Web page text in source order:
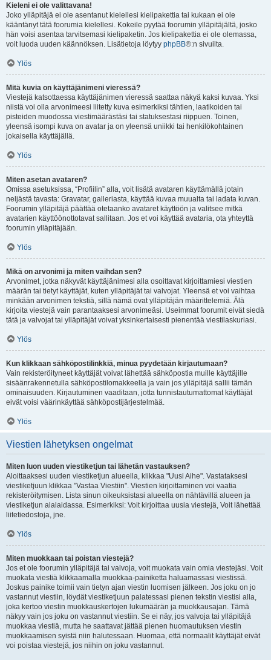
Kieleni ei ole valittavana!
Joko ylläpitäjä ei ole asentanut kielellesi kielipakettia tai kukaan ei ole
kääntänyt tätä foorumia kielellesi. Kokeile pyytää foorumin ylläpitäjältä, josko
hän voisi asentaa tarvitsemasi kielipaketin. Jos kielipakettia ei ole olemassa,
voit luoda uuden käännöksen. Lisätietoja löytyy phpBB®:n sivuilta.
Ylös
Mitä kuvia on käyttäjänimeni vieressä?
Viestejä katsottaessa käyttäjänimen vieressä saattaa näkyä kaksi kuvaa. Yksi
niistä voi olla arvonimeesi liitetty kuva esimerkiksi tähtien, laatikoiden tai
pisteiden muodossa viestimäärästäsi tai statuksestasi riippuen. Toinen,
yleensä isompi kuva on avatar ja on yleensä uniikki tai henkilökohtainen
jokaisella käyttäjällä.
Ylös
Miten asetan avataren?
Omissa asetuksissa, “Profiilin” alla, voit lisätä avataren käyttämällä jotain
neljästä tavasta: Gravatar, galleriasta, käyttää kuvaa muualta tai ladata kuvan.
Foorumin ylläpitäjä päättää otetaanko avataret käyttöön ja valitsee mitkä
avatarien käyttöönottotavat sallitaan. Jos et voi käyttää avataria, ota yhteyttä
foorumin ylläpitäjään.
Ylös
Mikä on arvonimi ja miten vaihdan sen?
Arvonimet, jotka näkyvät käyttäjänimesi alla osoittavat kirjoittamiesi viestien
määrän tai tietyt käyttäjät, kuten ylläpitäjät tai valvojat. Yleensä et voi vaihtaa
minkään arvonimen tekstiä, sillä nämä ovat ylläpitäjän määrittelemiä. Älä
kirjoita viestejä vain parantaaksesi arvonimeäsi. Useimmat foorumit eivät siedä
tätä ja valvojat tai ylläpitäjät voivat yksinkertaisesti pienentää viestilaskuriasi.
Ylös
Kun klikkaan sähköpostilinkkiä, minua pyydetään kirjautumaan?
Vain rekisteröityneet käyttäjät voivat lähettää sähköpostia muille käyttäjille
sisäänrakennetulla sähköpostilomakkeella ja vain jos ylläpitäjä sallii tämän
ominaisuuden. Kirjautuminen vaaditaan, jotta tunnistautumattomat käyttäjät
eivät voisi väärinkäyttää sähköpostijärjestelmää.
Ylös
Viestien lähetyksen ongelmat
Miten luon uuden viestiketjun tai lähetän vastauksen?
Aloittaaksesi uuden viestiketjun alueella, klikkaa "Uusi Aihe". Vastataksesi
viestiketjuun klikkaa "Vastaa Viestiin". Viestien kirjoittaminen voi vaatia
rekisteröitymisen. Lista sinun oikeuksistasi alueella on nähtävillä alueen ja
viestiketjun alalaidassa. Esimerkiksi: Voit kirjoittaa uusia viestejä, Voit lähettää
liitetiedostoja, jne.
Ylös
Miten muokkaan tai poistan viestejä?
Jos et ole foorumin ylläpitäjä tai valvoja, voit muokata vain omia viestejäsi. Voit
muokata viestiä klikkaamalla muokkaa-painiketta haluamassasi viestissä.
Joskus painike toimii vain tietyn ajan viestin luomisen jälkeen. Jos joku on jo
vastannut viestiin, löydät viestiketjuun palatessasi pienen tekstin viestisi alla,
joka kertoo viestin muokkauskertojen lukumäärän ja muokkausajan. Tämä
näkyy vain jos joku on vastannut viestiin. Se ei näy, jos valvoja tai ylläpitäjä
muokkaa viestiä, mutta he saattavat jättää pienen huomautuksen viestin
muokkaamisen syistä niin halutessaan. Huomaa, että normaalit käyttäjät eivät
voi poistaa viestejä, jos niihin on joku vastannut.